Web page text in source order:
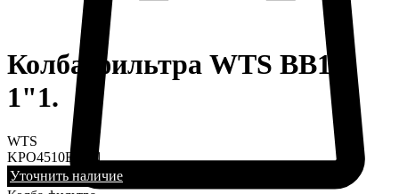
Колба фильтра WTS BB10
1"1.
WTS
KPO4510BBK1
Уточнить наличие